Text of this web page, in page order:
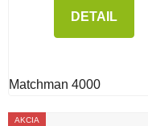
DETAIL
Matchman 4000
AKCIA